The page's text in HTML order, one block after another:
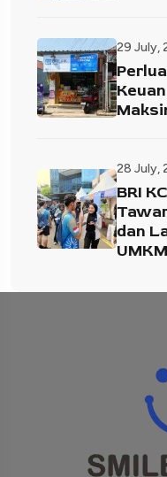
29 July,
28 July,
BRI
dan